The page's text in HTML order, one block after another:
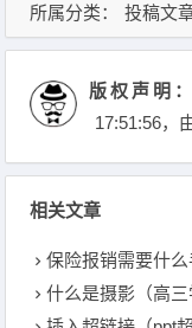
所属分类： 投稿文
版权声明：
17:51:56，
相关文章
保险报销需要什么
什么是摄影（高三